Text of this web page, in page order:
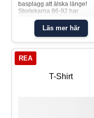
Läs mer här
basplagg att älska länge!
Storlekarna 86-92 har
att underlätta klädbyten.
Egenskaper: • YKK-
tryckknapparT-shirt
T-Shirt
REA